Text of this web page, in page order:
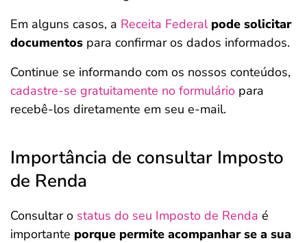
Em alguns casos, a Receita Federal pode solicitar
documentos para confirmar os dados informados.
Continue se informando com os nossos conteúdos,
cadastre-se gratuitamente no formulário para
recebê-los diretamente em seu e-mail.
Importância de consultar Imposto
de Renda
Consultar o status do seu Imposto de Renda é
importante porque permite acompanhar se a sua